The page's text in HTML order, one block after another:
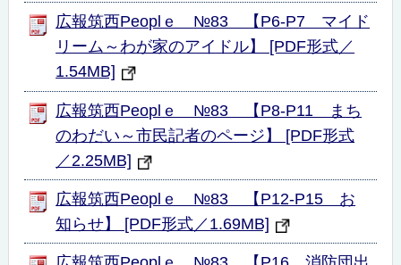
広報筑西Peoplｅ №83 【P6-P7 マイド
リーム～わが家のアイドル】 [PDF形式／
1.54MB]
広報筑西Peoplｅ №83 【P8-P11 まち
のわだい～市民記者のページ】 [PDF形式
／2.25MB]
広報筑西Peoplｅ №83 【P12-P15 お
知らせ】 [PDF形式／1.69MB]